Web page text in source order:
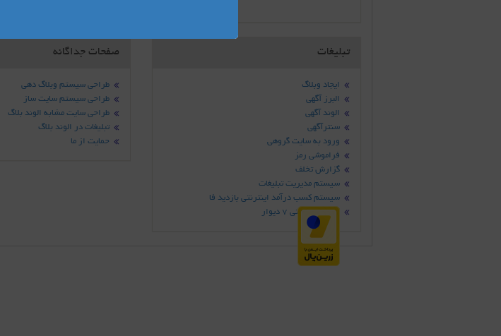
تبلیغات
ایجاد وبلاگ
البرز آگهی
الوند آگهی
سنترآگهی
ورود به سایت گروهی
فراموشی رمز
گزارش تخلف
سیستم مدیریت تبلیغات
سیستم کسب درآمد اینترنتی بازدید فا
سامانه تبلیغاتی 7 دیوار
صفحات جداگانه
طراحی سیستم وبلاگ دهی
طراحی سیستم سایت ساز
طراحی سایت مشابه الوند بلاگ
تبلیغات در الوند بلاگ
حمایت از ما